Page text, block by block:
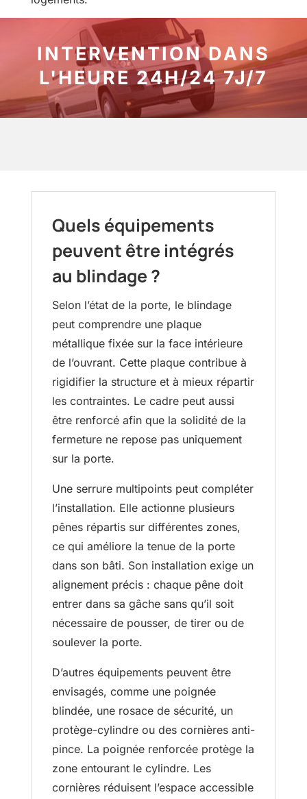
INTERVENTION DANS
L'HEURE 24H/24 7J/7
Quels équipements
peuvent être intégrés
au blindage ?
Selon l’état de la porte, le blindage
peut comprendre une plaque
métallique fixée sur la face intérieure
de l’ouvrant. Cette plaque contribue à
rigidifier la structure et à mieux répartir
les contraintes. Le cadre peut aussi
être renforcé afin que la solidité de la
fermeture ne repose pas uniquement
sur la porte.
Une serrure multipoints peut compléter
l’installation. Elle actionne plusieurs
pênes répartis sur différentes zones,
ce qui améliore la tenue de la porte
dans son bâti. Son installation exige un
alignement précis : chaque pêne doit
entrer dans sa gâche sans qu’il soit
nécessaire de pousser, de tirer ou de
soulever la porte.
D’autres équipements peuvent être
envisagés, comme une poignée
blindée, une rosace de sécurité, un
protège-cylindre ou des cornières anti-
pince. La poignée renforcée protège la
zone entourant le cylindre. Les
cornières réduisent l’espace accessible